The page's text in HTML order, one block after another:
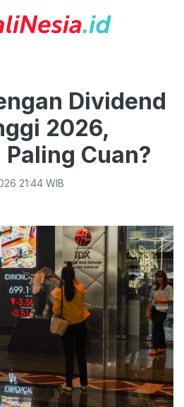
Dividend
2026,
Cuan?
21:44 WIB